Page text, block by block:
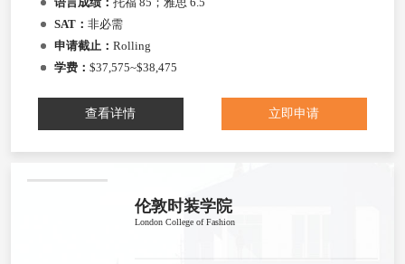
SAT： 非必需
申请截止： Rolling
学费： $37,575~$38,475
查看详情 立即申请
伦敦时装学院
London College of Fashion